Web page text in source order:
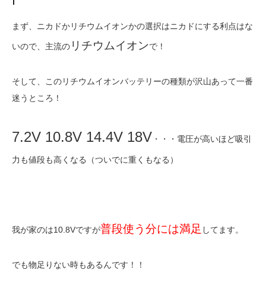
まず、ニカドかリチウムイオンかの選択はニカドにする利点はな
いので、主流の リチウムイオンで！
そして、このリチウムイオンバッテリーの種類が沢山あって一番
迷うところ！
7.2V 10.8V 14.4V 18V ・・・電圧が高いほど吸引
力も値段も高くなる（ついでに重くもなる）
我が家のは10.8Vですが普段使う分には満足 してます。
でも物足りない時もあるんです！！